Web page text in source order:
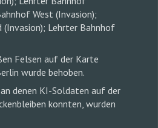
West (Invasion);
Lehrter Bahnhof
Felsen auf der Karte
wurde behoben.
denen KI-Soldaten auf der
konnten, wurden